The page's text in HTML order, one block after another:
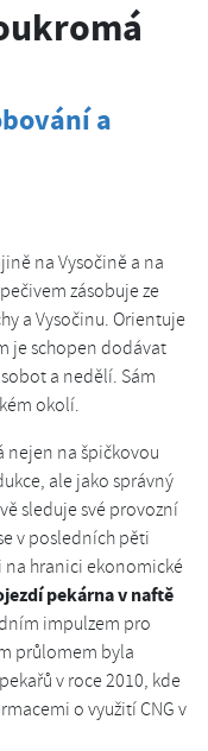
a
na Vysočině a na
zásobuje ze
a Vysočinu. Orientuje
je schopen dodávat
a nedělí. Sám
okolí.
nejen na špičkovou
ale jako správný
sleduje své provozní
v posledních pěti
na hranici ekonomické
pekárna v naftě
impulzem pro
průlomem byla
v roce 2010, kde
o využití CNG v